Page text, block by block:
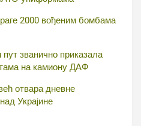
2000 вођеним бомбама
пут званично приказала
на камиону ДАФ
отвара дневне
Украјине